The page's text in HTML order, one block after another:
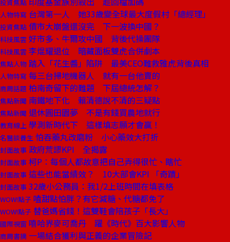
投資焦點
人物特寫 台灣第一人 她33歲變全球最大度假村「總經理」
投資焦點 債市大崩盤還沒完 下一波換中國？
科技風雲 好市多、牛爾攻中國 背後代操團隊
科技風雲 李焜耀退位 暗藏面板雙虎合併劇本
焦點人物 踏入「花生醬」陷阱 最美CEO難救雅虎背後真相
人物特寫 每三台掃地機器人 就有一台他賣的
商周話題 柏南奇留下的難題 下屆總統怎解？
焦點新聞 南鐵地下化 賴清德說不清的三疑點
焦點新聞 退休圓田園夢 不是有錢買農地就行
教育線上 學測新時代下 這樣填志願才會贏！
名醫談養生 怕吞藥丸改磨粉 小心藥效大打折
封面故事 政府荒謬KPI 全揭露
封面故事 柯P：每個人都故意把自己弄得很忙、瞎忙
封面故事 這些也能當績效？ 10大部會KPI 「奇蹟」
封面故事 32歲小公務員：我1/2上班時間在填表格
WOW!點子 嗑甜點怕胖？有它減糖、代糖都免了
WOW!點子 替爸媽省錢！這雙鞋會陪孩子「長大」
國際視窗 嘻哈界麥可喬丹 躍《時代》百大影響人物
商周書摘 一場結合獲利與正義的企業冒險記